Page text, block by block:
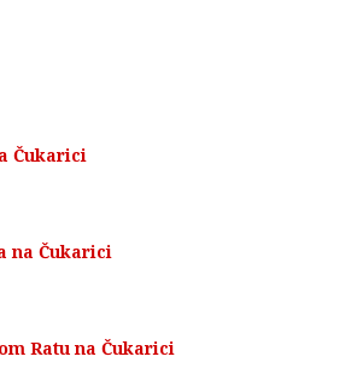
Čukarici
na Čukarici
Ratu na Čukarici